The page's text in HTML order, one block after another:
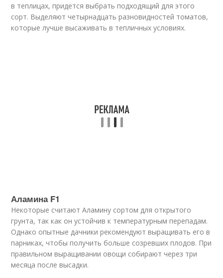
в теплицах, придется выбрать подходящий для этого
сорт. Выделяют четырнадцать разновидностей томатов,
которые лучше высаживать в тепличных условиях.
Аламина F1
Некоторые считают Аламину сортом для открытого
грунта, так как он устойчив к температурным перепадам.
Однако опытные дачники рекомендуют выращивать его в
парниках, чтобы получить больше созревших плодов. При
правильном выращивании овощи собирают через три
месяца после высадки.